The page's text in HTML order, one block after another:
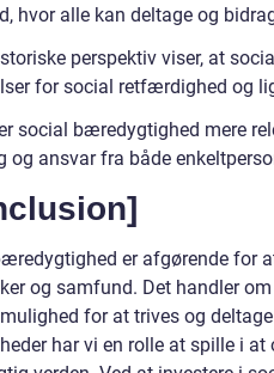
hvor alle kan deltage og
perspektiv viser, at
for social retfærdighed og
social bæredygtighed mere
og ansvar fra både
er afgørende for
og samfund. Det handler
for at trives og
har vi en rolle at spille i